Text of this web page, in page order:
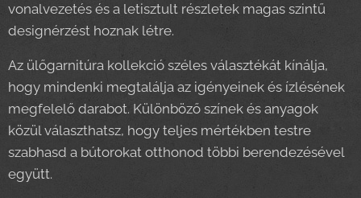
vonalvezetés és a letisztult részletek magas szintű
designérzést hoznak létre.
Az ülőgarnitúra kollekció széles választékát kínálja,
hogy mindenki megtalálja az igényeinek és ízlésének
megfelelő darabot. Különböző színek és anyagok
közül választhatsz, hogy teljes mértékben testre
szabhasd a bútorokat otthonod többi berendezésével
együtt.